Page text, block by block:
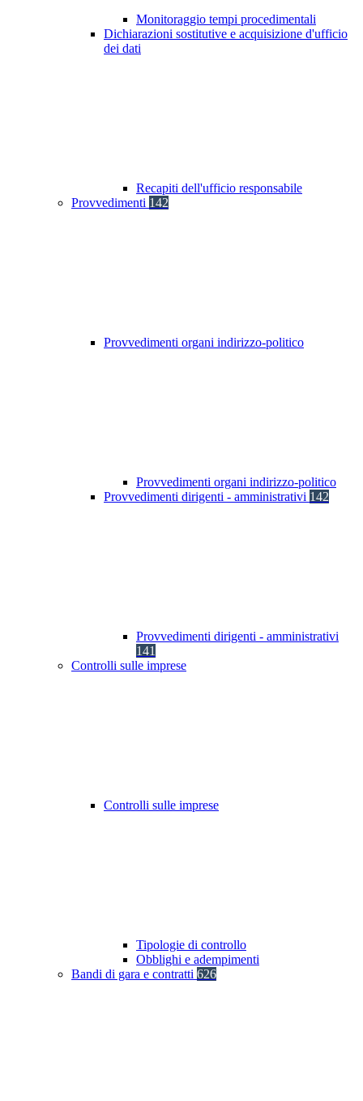
Monitoraggio tempi procedimentali
Dichiarazioni sostitutive e acquisizione d'ufficio
dei dati
Recapiti dell'ufficio responsabile
Provvedimenti 142
Provvedimenti organi indirizzo-politico
Provvedimenti organi indirizzo-politico
Provvedimenti dirigenti - amministrativi 142
Provvedimenti dirigenti - amministrativi
141
Controlli sulle imprese
Controlli sulle imprese
Tipologie di controllo
Obblighi e adempimenti
Bandi di gara e contratti 626